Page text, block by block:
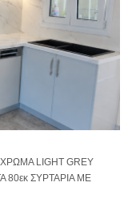
LIGHT GREY
ΣΥΡΤΑΡΙΑ ΜΕ